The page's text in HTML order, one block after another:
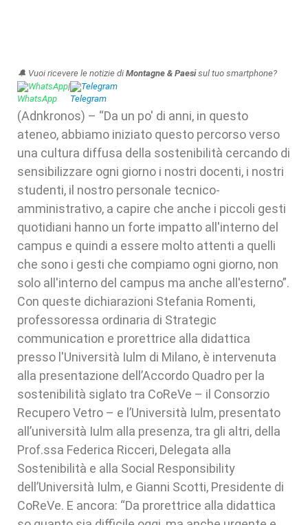
🔔 Vuoi ricevere le notizie di Montagne & Paesisul tuo smartphone?
WhatsApp| Telegram
(Adnkronos) – “Da un po' di anni, in questo
ateneo, abbiamo iniziato questo percorso verso
una cultura diffusa della sostenibilità cercando di
sensibilizzare ogni giorno i nostri docenti, i nostri
studenti, il nostro personale tecnico-
amministrativo, a capire che anche i piccoli gesti
quotidiani hanno un forte impatto all'interno del
campus e quindi a essere molto attenti a quelli
che sono i gesti che compiamo ogni giorno, non
solo all'interno del campus ma anche all'esterno”.
Con queste dichiarazioni Stefania Romenti,
professoressa ordinaria di Strategic
communication e prorettrice alla didattica
presso l'Università Iulm di Milano, è intervenuta
alla presentazione dell’Accordo Quadro per la
sostenibilità siglato tra CoReVe – il Consorzio
Recupero Vetro – e l’Università Iulm, presentato
all’università Iulm alla presenza, tra gli altri, della
Prof.ssa Federica Ricceri, Delegata alla
Sostenibilità e alla Social Responsibility
dell’Università Iulm, e Gianni Scotti, Presidente di
CoReVe. E ancora: “Da prorettrice alla didattica